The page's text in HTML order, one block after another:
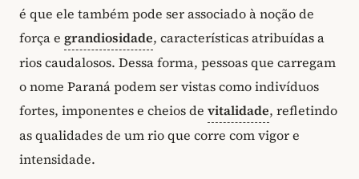
é que ele também pode ser associado à noção de
força e grandiosidade, características atribuídas a
rios caudalosos. Dessa forma, pessoas que carregam
o nome Paraná podem ser vistas como indivíduos
fortes, imponentes e cheios de vitalidade, refletindo
as qualidades de um rio que corre com vigor e
intensidade.